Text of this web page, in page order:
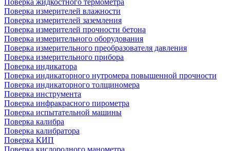
Поверка жидкостного термометра
Поверка измерителей влажности
Поверка измерителей заземления
Поверка измерителей прочности бетона
Поверка измерительного оборудования
Поверка измерительного преобразователя давления
Поверка измерительного прибора
Поверка индикатора
Поверка индикаторного нутромера повышенной прочности
Поверка индикаторного толщиномера
Поверка инструмента
Поверка инфракрасного пирометра
Поверка испытательной машины
Поверка калибра
Поверка калибратора
Поверка КИП
Поверка кислородного манометра